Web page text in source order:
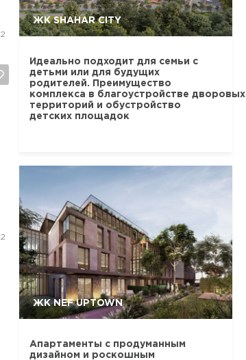
2
2
ЖК SHAHAR CITY
Идеально подходит для семьи с
детьми или для будущих
родителей. Преимущество
комплекса в благоустройстве дворовых
территорий и обустройство
детских площадок
ЖК NEF UPTOWN
Апартаменты с продуманным
дизайном и роскошным